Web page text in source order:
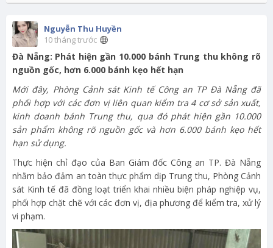
Nguyễn Thu Huyền
10 tháng trước
Đà Nẵng: Phát hiện gần 10.000 bánh Trung thu không rõ
nguồn gốc, hơn 6.000 bánh kẹo hết hạn
Mới đây, Phòng Cảnh sát Kinh tế Công an TP Đà Nẵng đã
phối hợp với các đơn vị liên quan kiểm tra 4 cơ sở sản xuất,
kinh doanh bánh Trung thu, qua đó phát hiện gần 10.000
sản phẩm không rõ nguồn gốc và hơn 6.000 bánh kẹo hết
hạn sử dụng.
Thực hiện chỉ đạo của Ban Giám đốc Công an TP. Đà Nẵng
nhằm bảo đảm an toàn thực phẩm dịp Trung thu, Phòng Cảnh
sát Kinh tế đã đồng loạt triển khai nhiều biện pháp nghiệp vụ,
phối hợp chặt chẽ với các đơn vị, địa phương để kiểm tra, xử lý
vi phạm.